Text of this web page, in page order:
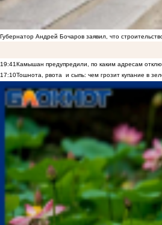
Губернатор Андрей Бочаров заявил, что
19:41Камышан предупредили, по каким адресам
17:10Тошнота, рвота и сыпь: чем грозит купание в